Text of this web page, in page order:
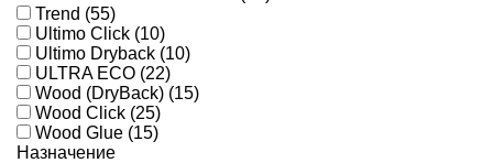
Trend (55)
Ultimo Click (10)
Ultimo Dryback (10)
ULTRA ECO (22)
Wood (DryBack) (15)
Wood Click (25)
Wood Glue (15)
Назначение